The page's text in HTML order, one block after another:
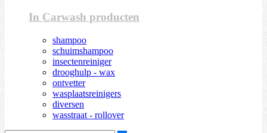
In Carwash producten
shampoo
schuimshampoo
insectenreiniger
drooghulp - wax
ontvetter
wasplaatsreinigers
diversen
wasstraat - rollover